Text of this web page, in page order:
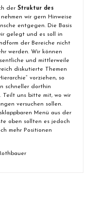
der Struktur des
nehmen wir gern Hinweise
entgegen. Die Basis
gelegt und es soll in
der Bereiche nicht
werden. Wir können
und mittlerweile
diskutierte Themen
vorziehen, so
schneller dorthin
Teilt uns bitte mit, wo wir
versuchen sollen.
Menü aus der
oben sollten es jedoch
mehr Positionen